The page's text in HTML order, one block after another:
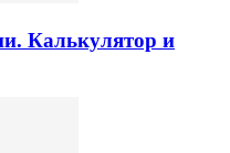
Калькулятор и